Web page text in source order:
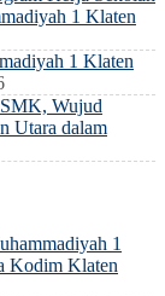
1 Klaten
1 Klaten
Wujud
Utara dalam
1
Kodim Klaten